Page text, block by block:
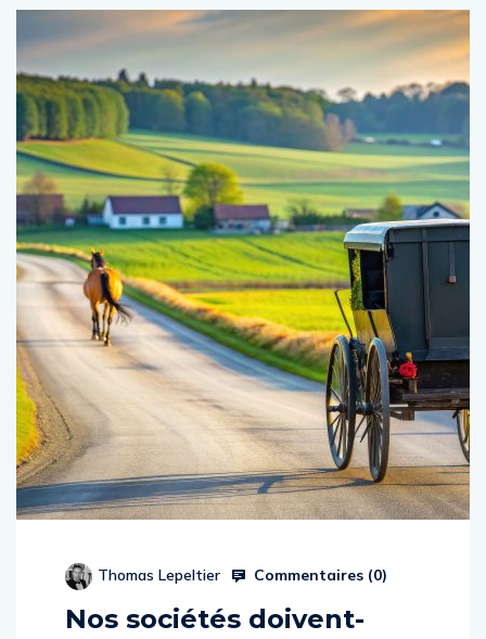
Thomas Lepeltier Commentaires (0)
Nos sociétés doivent-